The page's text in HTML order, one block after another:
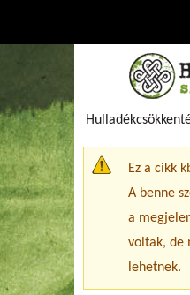
Ez a cikk
A benne
a
voltak, de
lehetnek.